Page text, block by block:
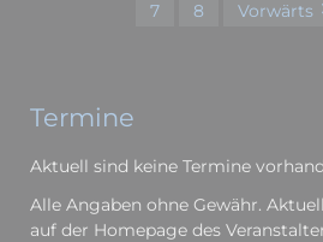
17:00!
7
8 Vorwärts
Termine
Aktuell sind keine Termine
Alle Angaben ohne Gewähr.
auf der Homepage des